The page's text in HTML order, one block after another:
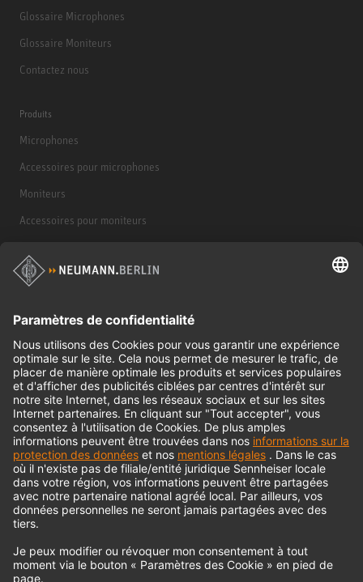
Glossaire Microphones
Glossaire Moniteurs
Contactez nous
Produits
Microphones
Accessoires pour microphones
Moniteurs
Accessoires pour moniteurs
Produits historiques
© 2018 - 2026Georg Neumann GmbH
Impression
Politique de confidentialité